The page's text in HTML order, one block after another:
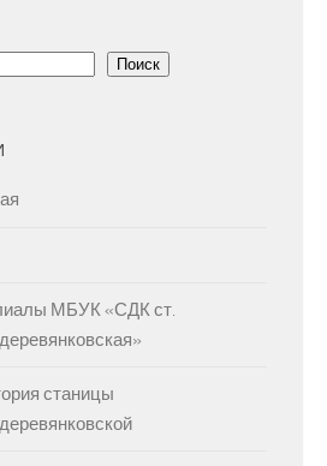
Поиск
МБУК «СДК ст.
станицы